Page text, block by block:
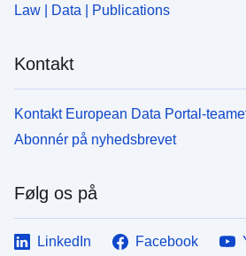
Law | Data | Publications
Kontakt
Kontakt European Data Portal-
Abonnér på nyhedsbrevet
Følg os på
LinkedIn Facebook